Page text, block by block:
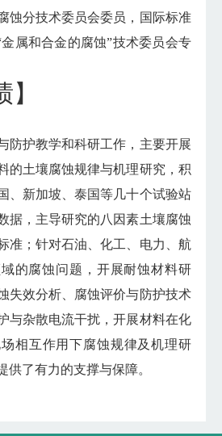
蚀分技术委员会委员，国际标准
金属和合金的腐蚀”技术委员会专
防护教学和科研工作，主要开展
的土壤腐蚀规律与机理研究，积
、新加坡、泰国等几十个试验站
据，主导研究的八因素土壤腐蚀
准；针对石油、化工、电力、航
的腐蚀问题，开展耐蚀材料研
失效分析、腐蚀评价与防护技术
与杂散电流干扰，开展材料在化
相互作用下腐蚀规律及机理研
供了有力的支撑与保障。